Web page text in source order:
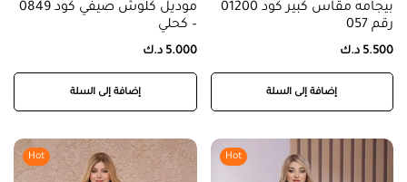
بيجامه مقاس كبير كود 01200
رقم 057
5.500 د.ك
إضافة إلى السلة
موديل كلوش صيفي كود 0849
– كحلي
5.000 د.ك
إضافة إلى السلة
Hot
Hot